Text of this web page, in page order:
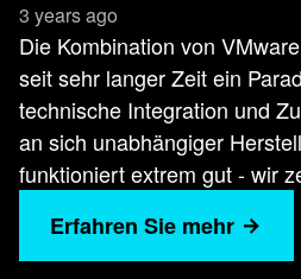
3 years ago
Die Kombination von
seit sehr langer Zeit ein
technische Integration und
an sich unabhängiger
funktioniert extrem gut - wir
Erfahren Sie mehr